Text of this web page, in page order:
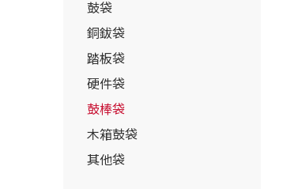
鼓袋
銅鈸袋
踏板袋
硬件袋
鼓棒袋
木箱鼓袋
其他袋